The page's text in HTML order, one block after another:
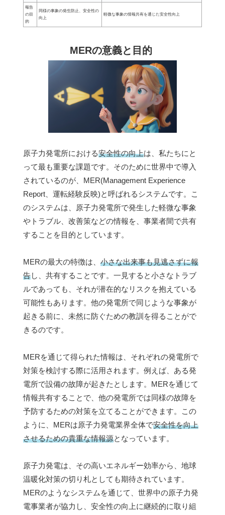
報告
の目
的
同様の事象の発生防止、安全性の
向上
軽微な事象の情報共有を通じた安全性向上
MERの意義と目的
原子力発電所における安全性の向上は、私たちにと
って最も重要な課題です。そのために世界中で導入
されているのが、MER(Management Experience
Report、運転経験反映)と呼ばれるシステムです。こ
のシステムは、原子力発電所で発生した軽微な事象
やトラブル、改善策などの情報を、事業者間で共有
することを目的としています。
MERの最大の特徴は、 小さな出来事も見逃さずに報
告し、共有することです。一見すると小さなトラブ
ルであっても、それが潜在的なリスクを抱えている
可能性もあります。他の発電所で同じような事象が
起きる前に、未然に防ぐための教訓を得ることがで
きるのです。
MERを通じて得られた情報は、それぞれの発電所で
対策を検討する際に活用されます。例えば、ある発
電所で設備の故障が起きたとします。MERを通じて
情報共有することで、他の発電所では同様の故障を
予防するための対策を立てることができます。この
ように、MERは原子力発電業界全体で安全性を向上
させるための貴重な情報源となっています。
原子力発電は、その高いエネルギー効率から、地球
温暖化対策の切り札としても期待されています。
MERのようなシステムを通じて、世界中の原子力発
電事業者が協力し、安全性の向上に継続的に取り組